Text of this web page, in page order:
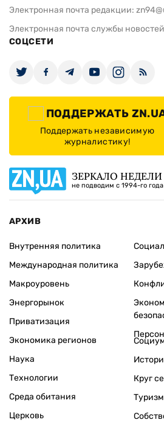
Электронная почта редакции:
Электронная почта службы
СОЦСЕТИ
ПОДДЕРЖАТЬ
Поддержать независимую
журналистику!
ЗЕРКАЛО НЕДЕЛИ
не подводим с 1994-го года
АРХИВ
Внутренняя политика
Международная политика
Макроуровень
Энергорынок
Приватизация
Экономика регионов
Наука
Технологии
Среда обитания
Церковь
Круг
Туризм